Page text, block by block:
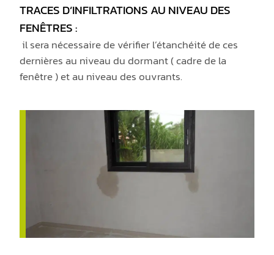
TRACES D’INFILTRATIONS AU NIVEAU DES
FENÊTRES :
il sera nécessaire de vérifier l’étanchéité de ces
dernières au niveau du dormant ( cadre de la
fenêtre ) et au niveau des ouvrants.